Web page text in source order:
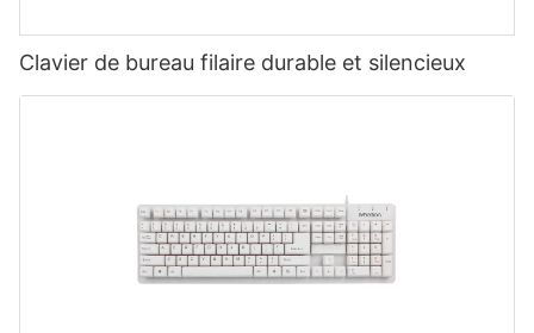
Clavier de bureau filaire durable et silencieux